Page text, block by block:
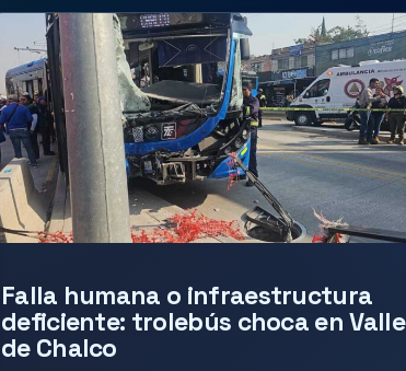
Falla humana o infraestructura
deficiente: trolebús choca en Valle
de Chalco